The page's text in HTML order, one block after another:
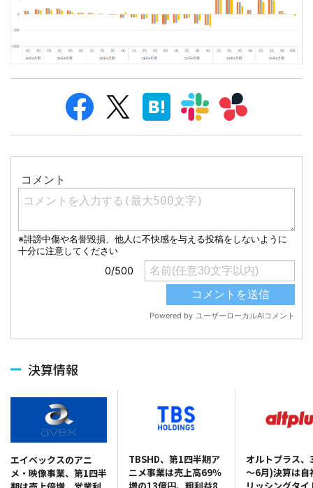
決算情報
エイベックスのアニ
メ・映像事業、第1四半
TBSHD、第1四半期ア
ニメ事業は売上高69％
オルトプラス
～6月)決算は自